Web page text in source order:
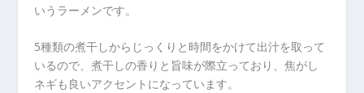
いうラーメンです。
5種類の煮干しからじっくりと時間をかけて出汁を取って
いるので、煮干しの香りと旨味が際立っており、焦がし
ネギも良いアクセントになっています。